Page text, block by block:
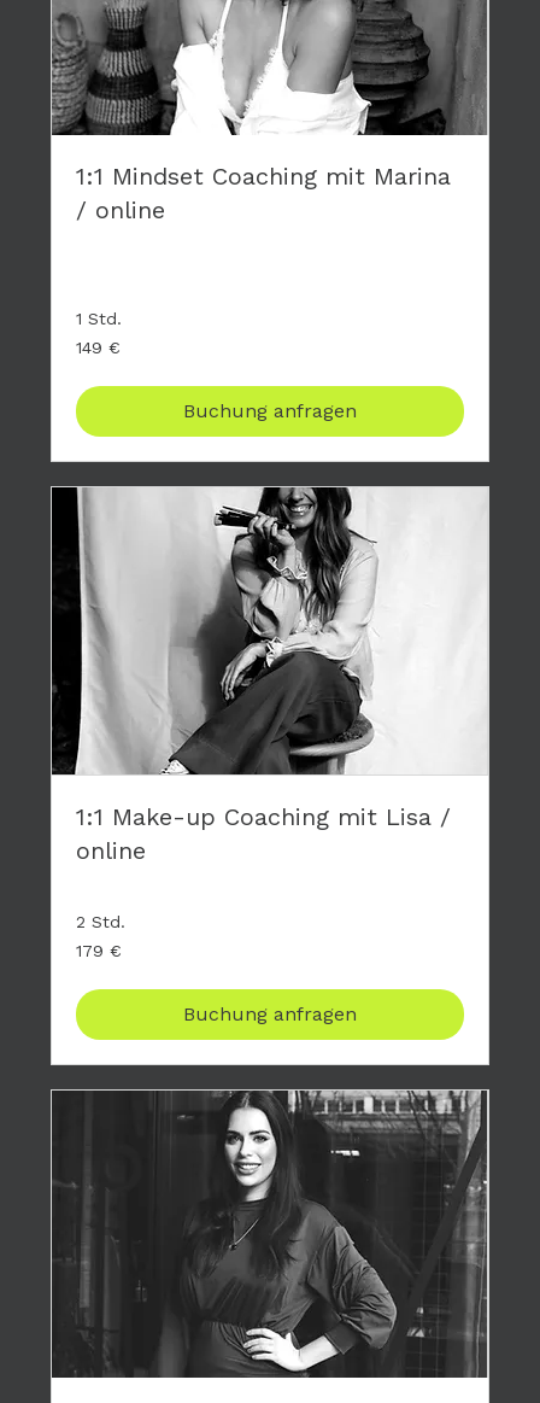
1:1 Mindset Coaching mit Marina
/ online
1 Std.
149
Euro
149 €
Buchung anfragen
1:1 Make-up Coaching mit Lisa /
online
2 Std.
Euro
179 €
Buchung anfragen